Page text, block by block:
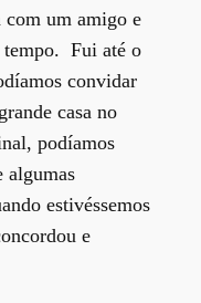
com um amigo e
tempo. Fui até o
convidar
casa no
podíamos
algumas
estivéssemos
e